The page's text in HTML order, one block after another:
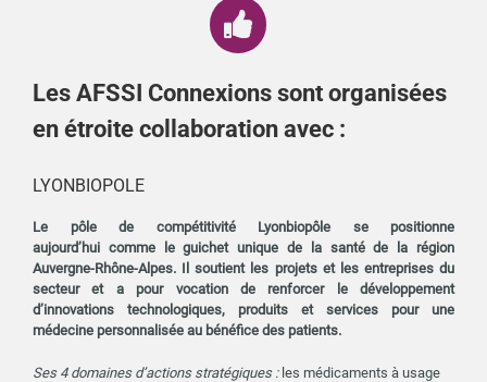
Les AFSSI Connexions sont organisées
en étroite collaboration avec :
LYONBIOPOLE
Le pôle de compétitivité Lyonbiopôle se positionne
aujourd’hui comme le guichet unique de la santé de la région
Auvergne-Rhône-Alpes. Il soutient les projets et les entreprises du
secteur et a pour vocation de renforcer le développement
d’innovations technologiques, produits et services pour une
médecine personnalisée au bénéfice des patients.
Ses 4 domaines d’actions stratégiques : les médicaments à usage